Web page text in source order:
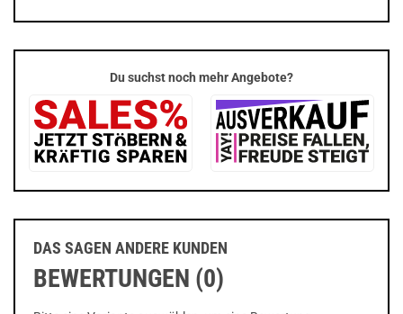
Du suchst noch mehr Angebote?
DAS SAGEN ANDERE KUNDEN
BEWERTUNGEN (0)